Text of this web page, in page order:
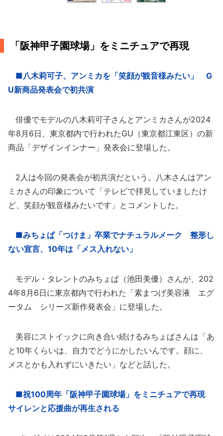
「阪神甲子園球場」をミニチュアで再現
■八木莉可子、アンミカを「笑顔が観音様みたい」 G
U新商品発表会で初共演
俳優でモデルの八木莉可子さんとアンミカさんが2024
年8月6日、東京都内で行われたGU（東京都江東区）の新
商品「デザインインナー」発表会に登場した。
2人は今回の発表会が初共演だという。八木さんはアン
ミカさんの印象について「テレビで拝見していましたけ
ど、笑顔が観音様みたいです」とコメントした。
■みちょぱ「つけま」卒業でナチュラルメーク 整形し
ない宣言、10年は「メス入れない」
モデル・タレントのみちょぱ（池田美優）さんが、202
4年8月6日に東京都内で行われた「素まつげ美容液 エグ
ータム シリーズ新作発表会」に登場した。
美容にストイックに向き合い続けるみちょぱさんは「あ
と10年くらいは、自力でどうにかしたいんです。顔に、
メスとかも入れずにいきたい」などと話した。
■祝100周年「阪神甲子園球場」をミニチュアで再現
サイレンと応援曲が再生される